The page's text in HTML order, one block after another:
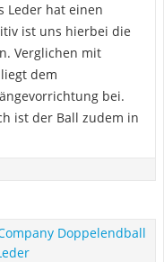
Leder hat einen
ist uns hierbei die
Verglichen mit
dem
bei.
ist der Ball zudem in
Doppelendball